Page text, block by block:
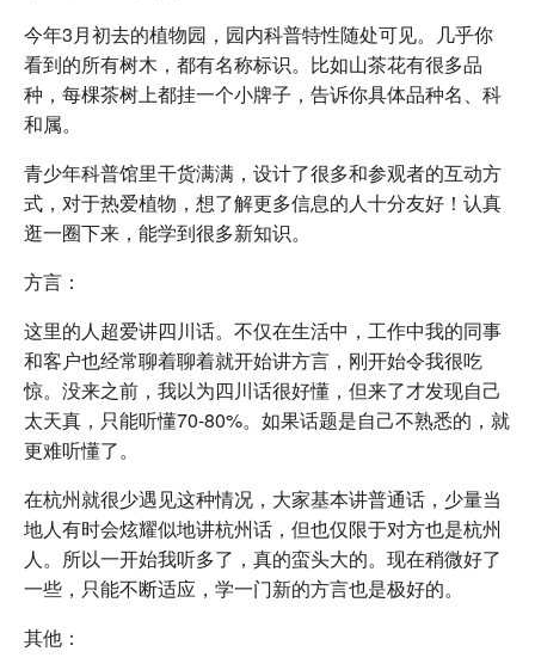
今年3月初去的植物园，园内科普特性随处可见。几乎你
看到的所有树木，都有名称标识。比如山茶花有很多品
种，每棵茶树上都挂一个小牌子，告诉你具体品种名、科
和属。
青少年科普馆里干货满满，设计了很多和参观者的互动方
式，对于热爱植物，想了解更多信息的人十分友好！认真
逛一圈下来，能学到很多新知识。
方言：
这里的人超爱讲四川话。不仅在生活中，工作中我的同事
和客户也经常聊着聊着就开始讲方言，刚开始令我很吃
惊。没来之前，我以为四川话很好懂，但来了才发现自己
太天真，只能听懂70-80%。如果话题是自己不熟悉的，就
更难听懂了。
在杭州就很少遇见这种情况，大家基本讲普通话，少量当
地人有时会炫耀似地讲杭州话，但也仅限于对方也是杭州
人。所以一开始我听多了，真的蛮头大的。现在稍微好了
一些，只能不断适应，学一门新的方言也是极好的。
其他：